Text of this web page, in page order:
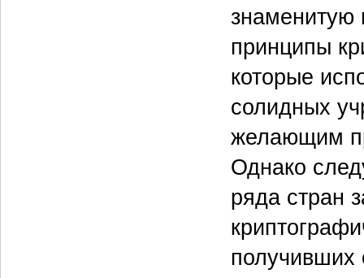
знаменитую
принципы
которые
солидных
желающим
Однако
ряда стран
получивших